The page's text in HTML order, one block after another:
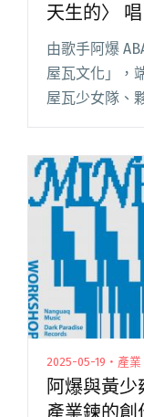
天生的〉
Vibe」
由歌手阿爆
屋瓦文化」，
屋瓦少女隊、
閱讀全文 "阿
Be天生的〉 唱
2025-05-19・產業
阿爆與黃
產業鍊的創